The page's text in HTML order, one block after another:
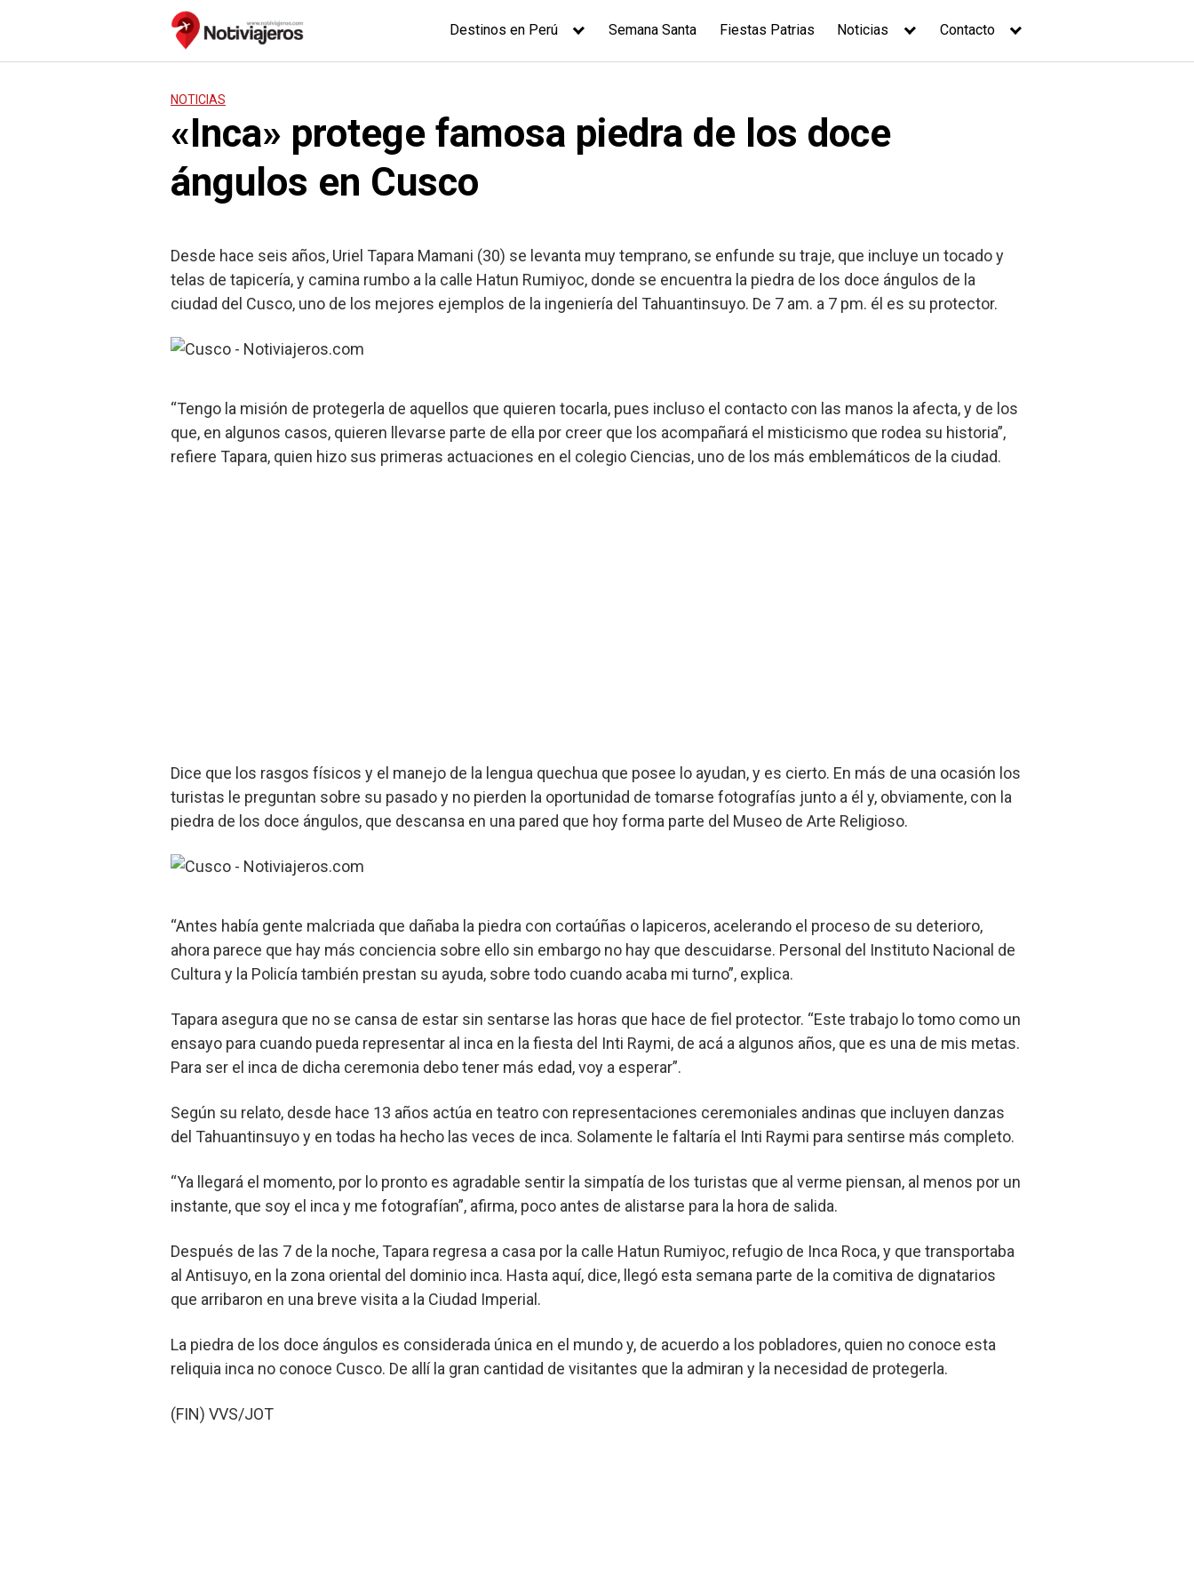
Destinos en Perú Semana Santa Fiestas Patrias Noticias Contacto
NOTICIAS
«Inca» protege famosa piedra de los doce
ángulos en Cusco
Desde hace seis años, Uriel Tapara Mamani (30) se levanta muy temprano, se enfunde su traje, que incluye un tocado y
telas de tapicería, y camina rumbo a la calle Hatun Rumiyoc, donde se encuentra la piedra de los doce ángulos de la
ciudad del Cusco, uno de los mejores ejemplos de la ingeniería del Tahuantinsuyo. De 7 am. a 7 pm. él es su protector.
“Tengo la misión de protegerla de aquellos que quieren tocarla, pues incluso el contacto con las manos la afecta, y de los
que, en algunos casos, quieren llevarse parte de ella por creer que los acompañará el misticismo que rodea su historia”,
refiere Tapara, quien hizo sus primeras actuaciones en el colegio Ciencias, uno de los más emblemáticos de la ciudad.
Dice que los rasgos físicos y el manejo de la lengua quechua que posee lo ayudan, y es cierto. En más de una ocasión los
turistas le preguntan sobre su pasado y no pierden la oportunidad de tomarse fotografías junto a él y, obviamente, con la
piedra de los doce ángulos, que descansa en una pared que hoy forma parte del Museo de Arte Religioso.
“Antes había gente malcriada que dañaba la piedra con cortaúñas o lapiceros, acelerando el proceso de su deterioro,
ahora parece que hay más conciencia sobre ello sin embargo no hay que descuidarse. Personal del Instituto Nacional de
Cultura y la Policía también prestan su ayuda, sobre todo cuando acaba mi turno”, explica.
Tapara asegura que no se cansa de estar sin sentarse las horas que hace de fiel protector. “Este trabajo lo tomo como un
ensayo para cuando pueda representar al inca en la fiesta del Inti Raymi, de acá a algunos años, que es una de mis metas.
Para ser el inca de dicha ceremonia debo tener más edad, voy a esperar”.
Según su relato, desde hace 13 años actúa en teatro con representaciones ceremoniales andinas que incluyen danzas
del Tahuantinsuyo y en todas ha hecho las veces de inca. Solamente le faltaría el Inti Raymi para sentirse más completo.
“Ya llegará el momento, por lo pronto es agradable sentir la simpatía de los turistas que al verme piensan, al menos por un
instante, que soy el inca y me fotografían”, afirma, poco antes de alistarse para la hora de salida.
Después de las 7 de la noche, Tapara regresa a casa por la calle Hatun Rumiyoc, refugio de Inca Roca, y que transportaba
al Antisuyo, en la zona oriental del dominio inca. Hasta aquí, dice, llegó esta semana parte de la comitiva de dignatarios
que arribaron en una breve visita a la Ciudad Imperial.
La piedra de los doce ángulos es considerada única en el mundo y, de acuerdo a los pobladores, quien no conoce esta
reliquia inca no conoce Cusco. De allí la gran cantidad de visitantes que la admiran y la necesidad de protegerla.
(FIN) VVS/JOT